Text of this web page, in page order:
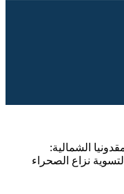
الشمالية:
نزاع الصحراء